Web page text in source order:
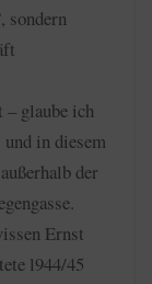
sondern
glaube ich
in diesem
der
Ernst
l944/45